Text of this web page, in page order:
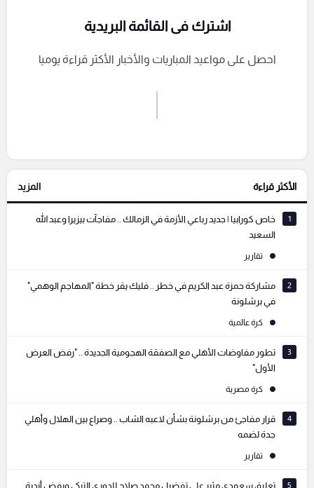
إرسال تعليق
التعليقات السابقة
اشترك فى القائمة البريدية
احصل على مواعيد المباريات والأخبار الأكثر قراءة يوميا
الأكثر قراءة المزيد
1
خاص كورابيا | جديد رباعي الأزمة في الزمالك .. مفاجآت بيزيرا وعبد الله
السعيد
تقارير
2
مشاركة حمزة عبد الكريم في خطر .. فليك يقر خطة "المهاجم الوهمي"
في برشلونة
كرة عالمية
3
تطور مفاوضات الأهلي مع الصفقة الهجومية الجديدة .. "رفض العرض
الأول"
كرة مصرية
4
قرار مفاجئ من برشلونة بشأن لاعبه الشاب .. وصراع بين الهلال وأهلي
جدة لضمه
تقارير
5 تعليق سعودي مثير على تفضيل محمد صلاح للدوري التركي ورفض أندية